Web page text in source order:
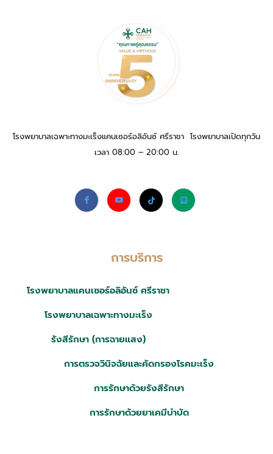
โรงพยาบาลเฉพาะทางมะเร็งแคนเซอร์อลิอันซ์ ศรีราชา โรงพยาบาลเปิดทุกวัน
เวลา 08:00 – 20:00 น.
การบริการ
โรงพยาบาลแคนเซอร์อลิอันซ์ ศรีราชา
โรงพยาบาลเฉพาะทางมะเร็ง
รังสีรักษา (การฉายแสง)
การตรวจวินิจฉัยและคัดกรองโรคมะเร็ง
การรักษาด้วยรังสีรักษา
การรักษาด้วยยาเคมีบำบัด